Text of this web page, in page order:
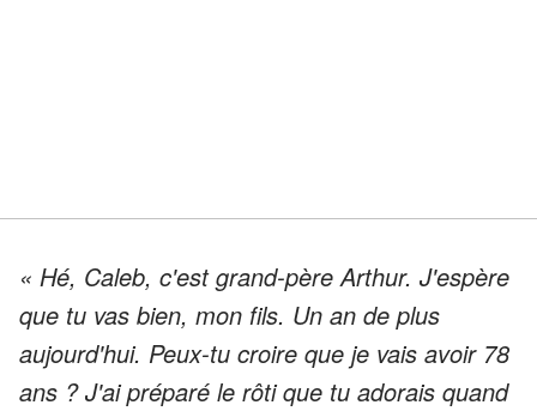
« Hé, Caleb, c'est grand-père Arthur. J'espère
que tu vas bien, mon fils. Un an de plus
aujourd'hui. Peux-tu croire que je vais avoir 78
ans ? J'ai préparé le rôti que tu adorais quand